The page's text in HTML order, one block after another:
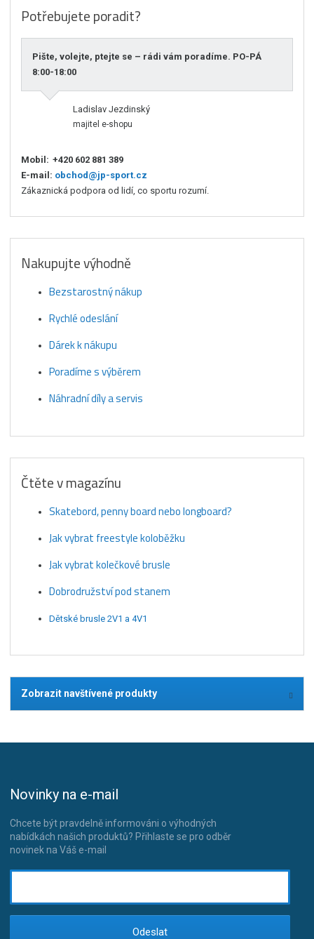
Potřebujete poradit?
Pište, volejte, ptejte se – rádi vám poradíme. PO-PÁ
8:00-18:00
Ladislav Jezdinský
majitel e-shopu
Mobil: +420 602 881 389
E-mail: obchod@jp-sport.cz
Zákaznická podpora od lidí, co sportu rozumí.
Nakupujte výhodně
Bezstarostný nákup
Rychlé odeslání
Dárek k nákupu
Poradíme s výběrem
Náhradní díly a servis
Čtěte v magazínu
Skatebord, penny board nebo longboard?
Jak vybrat freestyle koloběžku
Jak vybrat kolečkové brusle
Dobrodružství pod stanem
Dětské brusle 2V1 a 4V1
Zobrazit navštívené produkty
Novinky na e-mail
Chcete být pravdelně informováni o výhodných
nabídkách našich produktů? Přihlaste se pro odběr
novinek na Váš e-mail
Odeslat